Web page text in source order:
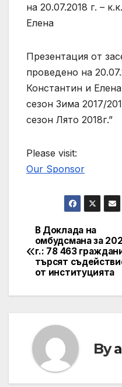
на 20.07.2018 г. –
Елена
Презентация от
проведено на
Константин и
сезон Зима 2017/
сезон Лято 2018г.”
Please visit:
Our Sponsor
Post
navigation
В Доклада на
омбудсмана за
г.: 78 463
търсят
от институцията
By